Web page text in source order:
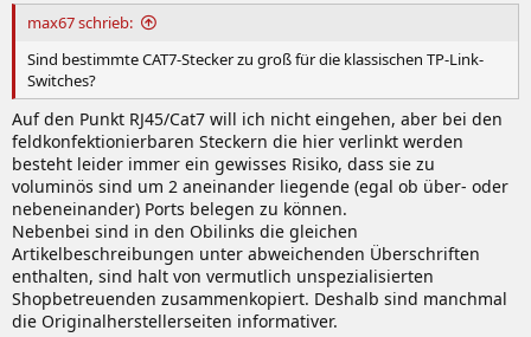
max67 schrieb:
Sind bestimmte CAT7-Stecker zu groß für die klassischen TP-Link-
Switches?
Auf den Punkt RJ45/Cat7 will ich nicht eingehen, aber bei den
feldkonfektionierbaren Steckern die hier verlinkt werden
besteht leider immer ein gewisses Risiko, dass sie zu
voluminös sind um 2 aneinander liegende (egal ob über- oder
nebeneinander) Ports belegen zu können.
Nebenbei sind in den Obilinks die gleichen
Artikelbeschreibungen unter abweichenden Überschriften
enthalten, sind halt von vermutlich unspezialisierten
Shopbetreuenden zusammenkopiert. Deshalb sind manchmal
die Originalherstellerseiten informativer.